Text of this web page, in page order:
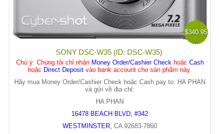
$340.95
SONY DSC-W35 (ID: DSC-W35)
Chú ý: Chúng tôi chỉ nhận Money Order/Cashier Checkhoặc Cash
hoặc Direct Deposit vào bank account cho sản phẩm này.
Hãy mua Money Order/Cashier Check hoặc Cash pay to: HA PHAN
và gửi về địa chỉ:
HA PHAN
16478 BEACH BLVD, #342
WESTMINSTER, CA 92683-7860